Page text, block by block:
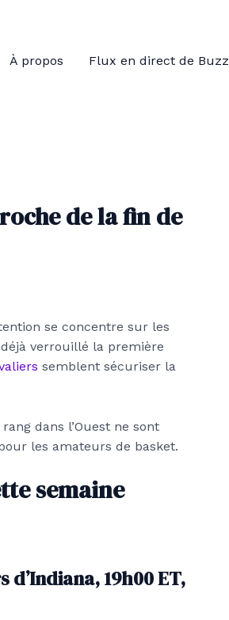
À propos Flux en direct de Buzz
de la fin de
se concentre sur les
verrouillé la première
semblent sécuriser la
dans l’Ouest ne sont
les amateurs de basket.
semaine
19h00 ET,